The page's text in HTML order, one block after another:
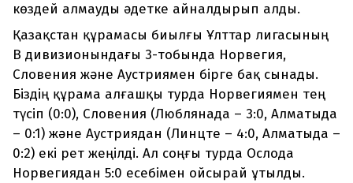
көздей алмауды әдетке айналдырып алды.
Қазақстан құрамасы биылғы Ұлттар лигасының
В дивизионындағы 3-тобында Норвегия,
Словения және Аустриямен бірге бақ сынады.
Біздің құрама алғашқы турда Норвегиямен тең
түсіп (0:0), Словения (Люблянада – 3:0, Алматыда
– 0:1) және Аустриядан (Линцте – 4:0, Алматыда –
0:2) екі рет жеңілді. Ал соңғы турда Ослода
Норвегиядан 5:0 есебімен ойсырай ұтылды.